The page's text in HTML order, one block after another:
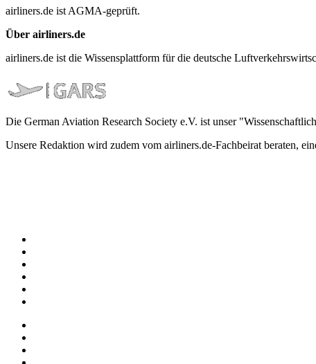
airliners.de ist AGMA-geprüft.
Über airliners.de
airliners.de ist die Wissensplattform für die deutsche
Die German Aviation Research Society e.V. ist unser
Unsere Redaktion wird zudem vom airliners.de-Fachbeirat beraten,